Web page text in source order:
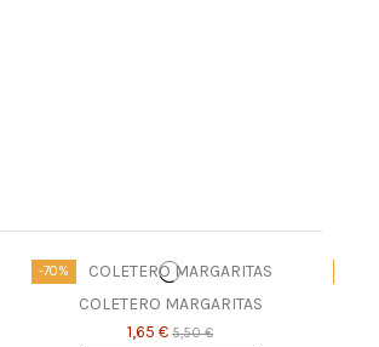
-70%
COLETERO MARGARITAS
1,65 €5,50 €